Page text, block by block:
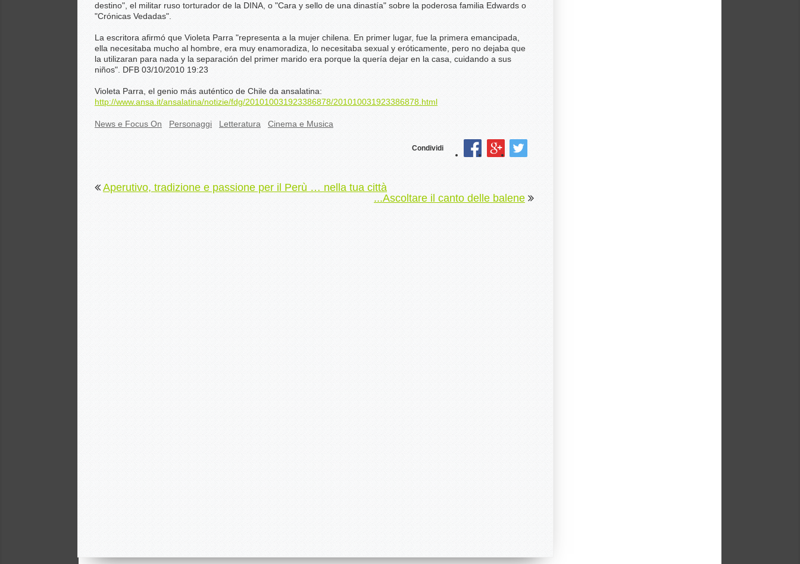
destino", el militar ruso torturador de la DINA, o "Cara y sello de una dinastía" sobre la poderosa familia Edwards o
"Crónicas Vedadas".
La escritora afirmó que Violeta Parra "representa a la mujer chilena. En primer lugar, fue la primera emancipada,
ella necesitaba mucho al hombre, era muy enamoradiza, lo necesitaba sexual y eróticamente, pero no dejaba que
la utilizaran para nada y la separación del primer marido era porque la quería dejar en la casa, cuidando a sus
niños". DFB 03/10/2010 19:23
Violeta Parra, el genio más auténtico de Chile da ansalatina:
http://www.ansa.it/ansalatina/notizie/fdg/201010031923386878/201010031923386878.html
News e Focus On Personaggi Letteratura Cinema e Musica
Condividi
Aperutivo, tradizione e passione per il Perù … nella tua città
...Ascoltare il canto delle balene